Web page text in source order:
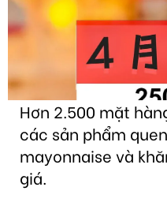
Hơn 2.500 mặt
các sản phẩm
mayonnaise và
giá.